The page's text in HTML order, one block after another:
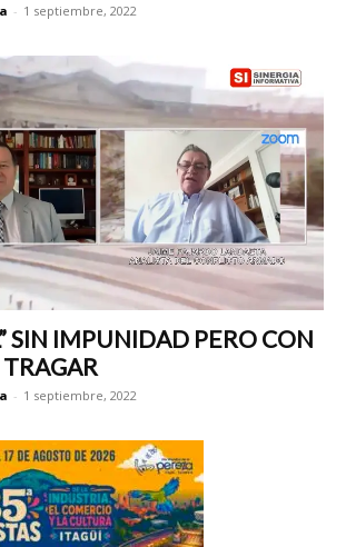
- 1 septiembre, 2022
SIN IMPUNIDAD PERO CON
- 1 septiembre, 2022